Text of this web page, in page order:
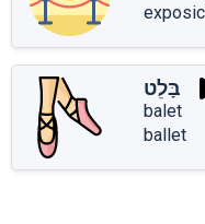
בָּלֵט
balet
ballet